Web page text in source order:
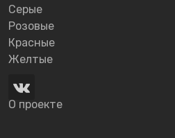
Серые
Розовые
Красные
Желтые
О проекте